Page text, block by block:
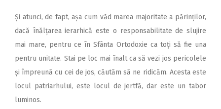
Și atunci, de fapt, așa cum văd marea majoritate a părinților,
dacă înălțarea ierarhică este o responsabilitate de slujire
mai mare, pentru ce în Sfânta Ortodoxie ca toți să fie una
pentru unitate. Stai pe loc mai înalt ca să vezi jos pericolele
și împreună cu cei de jos, căutăm să ne ridicăm. Acesta este
locul patriarhului, este locul de jertfă, dar este un tabor
luminos.